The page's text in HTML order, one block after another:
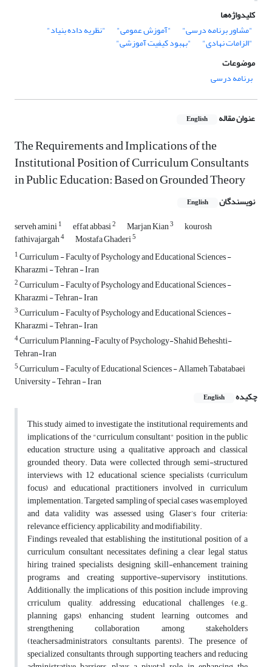
کلیدواژه‌ها
"مشاور برنامه درسی"
"آموزش عمومی" "نظریه داده بنیاد"
"الزامات نهادی"
"بهبود کیفیت آموزشی"
موضوعات
برنامه درسی
عنوان مقاله English
The Requirements and Implications of the
Institutional Position of Curriculum Consultants
in Public Education: Based on Grounded Theory
نویسندگان English
serveh amini1 effat abbasi2 Marjan Kian3 kourosh
fathivajargah4 Mostafa Ghaderi5
1Curriculum - Faculty of Psychology and Educational Sciences -
Kharazmi - Tehran - Iran
2Curriculum - Faculty of Psychology and Educational Sciences -
Kharazmi - Tehran- Iran
3Curriculum - Faculty of Psychology and Educational Sciences -
Kharazmi - Tehran- Iran
4Curriculum Planning-Faculty of Psychology-Shahid Beheshti-
Tehran-Iran
5Curriculum - Faculty of Educational Sciences - Allameh Tabatabaei
University - Tehran - Iran
چکیده
English
This study aimed to investigate the institutional requirements and
implications of the "curriculum consultant" position in the public
education structure, using a qualitative approach and classical
grounded theory. Data were collected through semi-structured
interviews with 12 educational science specialists (curriculum
focus) and educational practitioners involved in curriculum
implementation. Targeted sampling of special cases was employed,
and data validity was assessed using Glaser’s four criteria:
relevance, efficiency, applicability, and modifiability.
Findings revealed that establishing the institutional position of a
curriculum consultant necessitates defining a clear legal status,
hiring trained specialists, designing skill-enhancement training
programs, and creating supportive-supervisory institutions.
Additionally, the implications of this position include improving
crriculum quality, addressing educational challenges (e.g.,
planning gaps), enhancing student learning outcomes, and
strengthening collaboration among stakeholders
(teachers,administrators, consultants, parents). The presence of
specialized consultants, through supporting teachers and reducing